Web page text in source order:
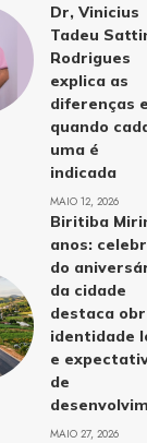
Dr, Vinicius
Tadeu
Rodrigues
explica as
diferenças
quando
uma é
indicada
MAIO 12, 2026
Biritiba
anos:
do
da cidade
destaca
identidade
e
de
MAIO 27, 2026